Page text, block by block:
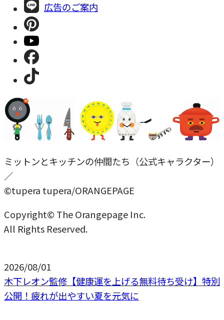
広告のご案内
ミットンとキッチンの仲間たち（公式キャラクター）
／
©tupera tupera/ORANGEPAGE
Copyright© The Orangepage Inc.
All Rights Reserved.
2026/08/01
木下レオン監修【健康運を上げる無料待ち受け】特別
公開！疲れが出やすい夏を元気に